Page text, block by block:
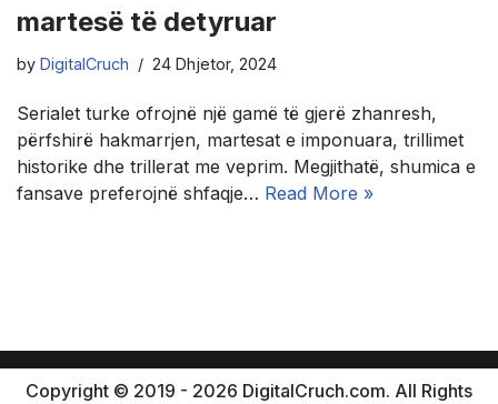
martesë të detyruar
by DigitalCruch 24 Dhjetor, 2024
Serialet turke ofrojnë një gamë të gjerë zhanresh,
përfshirë hakmarrjen, martesat e imponuara, trillimet
historike dhe trillerat me veprim. Megjithatë, shumica e
fansave preferojnë shfaqje… Read More »
Copyright © 2019 - 2026 DigitalCruch.com. All Rights